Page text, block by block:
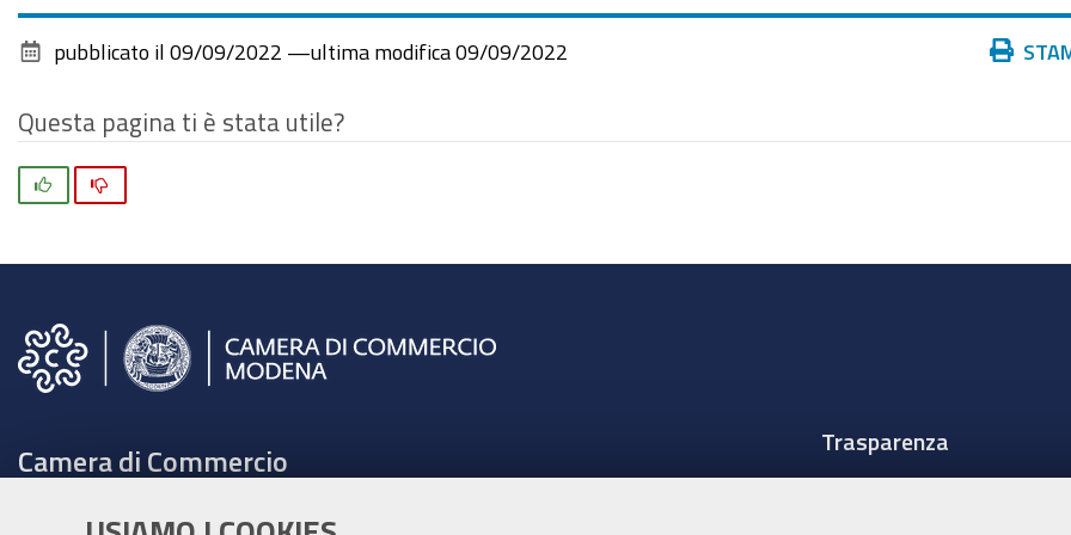
Azioni
pubblicato il 09/09/2022 —ultima modifica 09/09/2022
Questa pagina ti è stata utile?
Camera di Commercio
Trasparenza